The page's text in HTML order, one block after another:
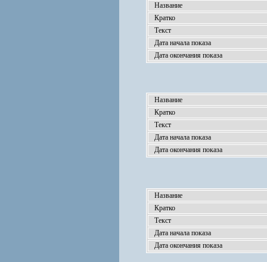
Название
Кратко
Текст
Дата начала показа
Дата окончания показа
Название
Кратко
Текст
Дата начала показа
Дата окончания показа
Название
Кратко
Текст
Дата начала показа
Дата окончания показа